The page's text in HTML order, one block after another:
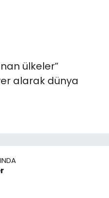
ülkeler”
alarak dünya